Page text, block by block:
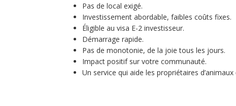
Pas de local exigé.
Investissement abordable, faibles coûts fixes.
Éligible au visa E-2 investisseur.
Démarrage rapide.
Pas de monotonie, de la joie tous les jours.
Impact positif sur votre communauté.
Un service qui aide les propriétaires